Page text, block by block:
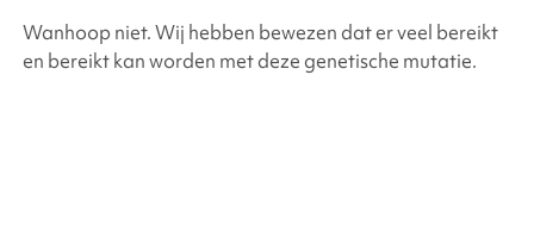
Wanhoop niet. Wij hebben bewezen dat er veel bereikt
en bereikt kan worden met deze genetische mutatie.